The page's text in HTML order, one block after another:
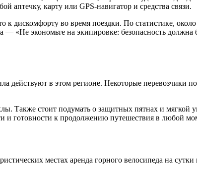
аптечку, карту или GPS-навигатор и средства связи.
дискомфорту во время поездки. По статистике,
— «Не экономьте на экипировке: безопасность должна
действуют в этом регионе. Некоторые перевозчики
Также стоит подумать о защитных пятнах и мягкой
и готовности к продолжению путешествия в любой
местах аренда горного велосипеда на